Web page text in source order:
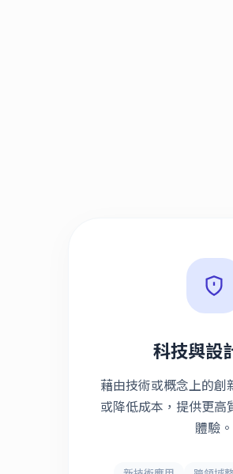
科技與設
藉由技術或概念上的創
或降低成本，提供更高
體驗。